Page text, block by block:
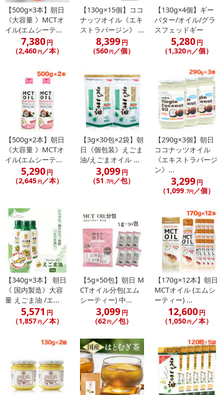
【500g×3本】朝日
《大容量 》MCTオ
イル(エムシーテ...
7,380円
（2,460 円／本）
【130g×15個】ココ
ナッツオイル《エキ
ストラバージン》 ...
8,399円
（560 円 ／個）
【130g×4個】ギー
バター/オイル/グラ
スフェッドギー
5,280円
（1,320 円 ／個）
【500g×2本】朝日
《大容量 》MCTオ
イル(エムシーテ...
5,290円
（2,645 円／本）
【3g×30包×2袋】朝
日《個包装》えごま
油/えごまオイル ...
3,099円
（51 .7円／包）
【290g×3個】朝日
ココナッツオイル
《エキストラバージ
ン》...
3,299円
（1,099.7円／個）
【340g×3本】 朝日
《 国内製造》大容
量 えごま油 /エ...
5,571 円
（1,857 円／本）
【5g×50包】朝日 M
CTオイル分包(エム
シーティー) 中...
3,099円
（62 円／包）
【170g×12本】朝日
MCTオイル (エムシ
ーティー) ...
12,600円
（1,050 円／本）